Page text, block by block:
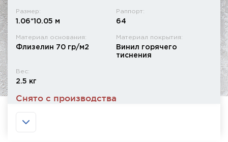
Размер:
1.06*10.05 м
Раппорт:
64
Материал основания:
Флизелин 70 гр/м2
Материал покрытия:
Винил горячего
тиснения
Вес:
2.5 кг
Снято с производства